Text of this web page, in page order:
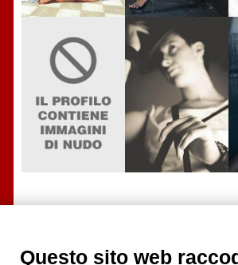
<1 30 31 32 33
Questo sito web